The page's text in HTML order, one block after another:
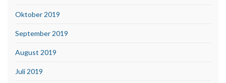
Oktober 2019
September 2019
August 2019
Juli 2019